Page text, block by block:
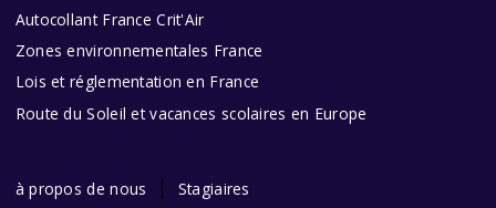
Autocollant France Crit'Air
Zones environnementales France
Lois et réglementation en France
Route du Soleil et vacances scolaires en Europe
à propos de nous Stagiaires